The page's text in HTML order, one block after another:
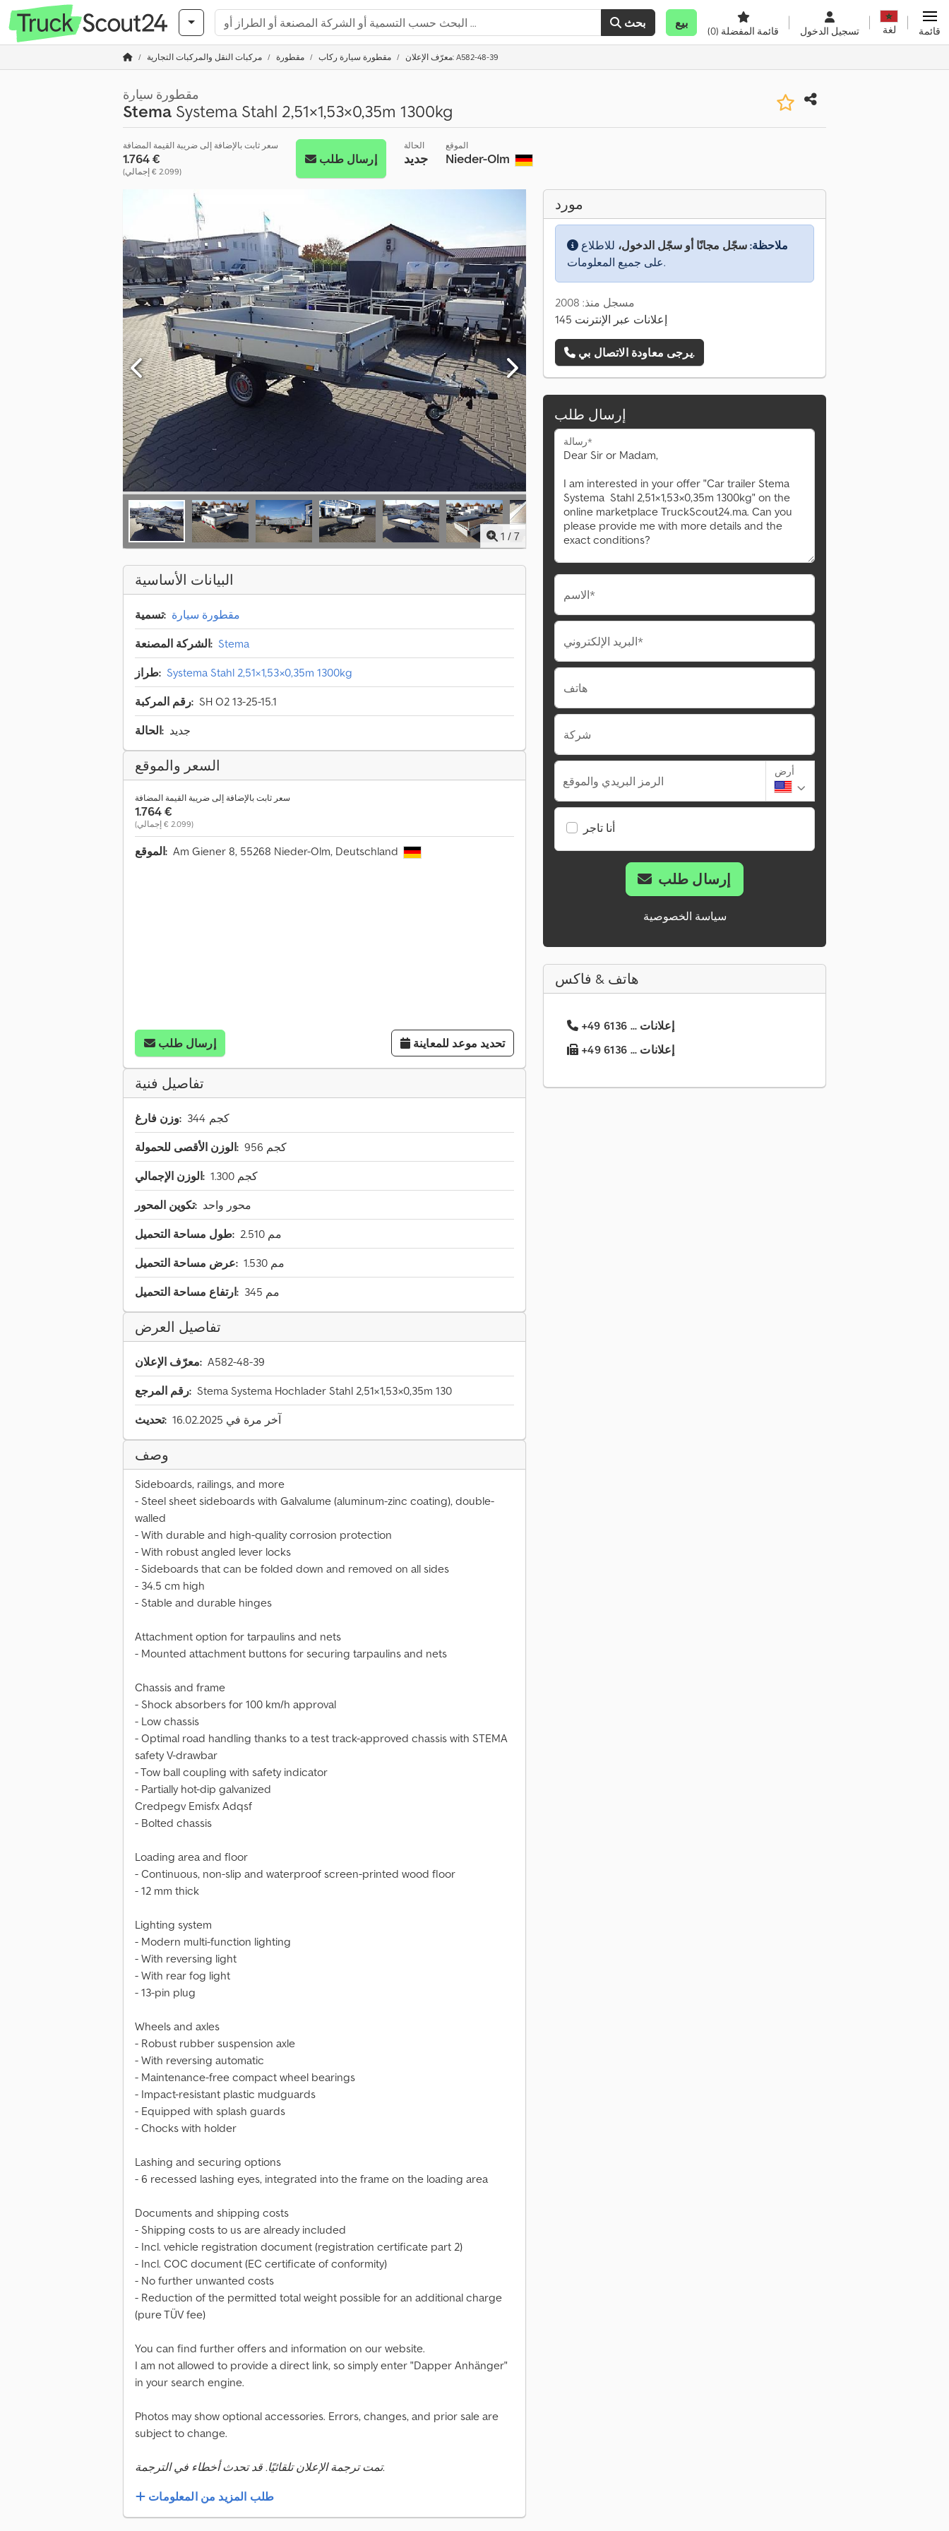
بحث بيع
قائمة المفضلة (0) تسجيل الدخول لغة قائمة
مركبات النقل والمركبات التجارية مقطورة مقطورة سيارة ركاب معرّف الإعلان: A582-48-39
مقطورة سيارة
Stema Systema Stahl 2,51×1,53×0,35m 1300kg
سعر ثابت بالإضافة إلى ضريبة القيمة المضافة
‏1.764 €
(‏2.099 € إجمالي)
إرسال طلب
الحالة
جديد
الموقع
Nieder-Olm
1 / 7
البيانات الأساسية
تسمية: مقطورة سيارة
الشركة المصنعة: Stema
طراز: Systema Stahl 2,51×1,53×0,35m 1300kg
رقم المركبة: SH O2 13-25-15.1
الحالة: جديد
السعر والموقع
سعر ثابت بالإضافة إلى ضريبة القيمة المضافة
‏1.764 €
(‏2.099 € إجمالي)
الموقع: Am Giener 8, 55268 Nieder-Olm, Deutschland
إرسال طلب تحديد موعد للمعاينة
تفاصيل فنية
وزن فارغ: 344 كجم
الوزن الأقصى للحمولة: 956 كجم
الوزن الإجمالي: 1.300 كجم
تكوين المحور: محور واحد
طول مساحة التحميل: 2.510 مم
عرض مساحة التحميل: 1.530 مم
ارتفاع مساحة التحميل: 345 مم
تفاصيل العرض
معرّف الإعلان: A582-48-39
رقم المرجع: Stema Systema Hochlader Stahl 2,51×1,53×0,35m 130
تحديث: آخر مرة في 16.02.2025
وصف
Sideboards, railings, and more
- Steel sheet sideboards with Galvalume (aluminum-zinc coating), double-
walled
- With durable and high-quality corrosion protection
- With robust angled lever locks
- Sideboards that can be folded down and removed on all sides
- 34.5 cm high
- Stable and durable hinges
Attachment option for tarpaulins and nets
- Mounted attachment buttons for securing tarpaulins and nets
Chassis and frame
- Shock absorbers for 100 km/h approval
- Low chassis
- Optimal road handling thanks to a test track-approved chassis with STEMA
safety V-drawbar
- Tow ball coupling with safety indicator
- Partially hot-dip galvanized
Credpegv Emisfx Adqsf
- Bolted chassis
Loading area and floor
- Continuous, non-slip and waterproof screen-printed wood floor
- 12 mm thick
Lighting system
- Modern multi-function lighting
- With reversing light
- With rear fog light
- 13-pin plug
Wheels and axles
- Robust rubber suspension axle
- With reversing automatic
- Maintenance-free compact wheel bearings
- Impact-resistant plastic mudguards
- Equipped with splash guards
- Chocks with holder
Lashing and securing options
- 6 recessed lashing eyes, integrated into the frame on the loading area
Documents and shipping costs
- Shipping costs to us are already included
- Incl. vehicle registration document (registration certificate part 2)
- Incl. COC document (EC certificate of conformity)
- No further unwanted costs
- Reduction of the permitted total weight possible for an additional charge
(pure TÜV fee)
You can find further offers and information on our website.
I am not allowed to provide a direct link, so simply enter "Dapper Anhänger"
in your search engine.
Photos may show optional accessories. Errors, changes, and prior sale are
subject to change.
تمت ترجمة الإعلان تلقائيًا. قد تحدث أخطاء في الترجمة.
طلب المزيد من المعلومات
مورد
ملاحظة: سجّل مجانًا أو سجّل الدخول، للاطلاع
على جميع المعلومات.
مسجل منذ: 2008
145 إعلانات عبر الإنترنت
يرجى معاودة الاتصال بي.
إرسال طلب
رسالة*
الاسم*
البريد الإلكتروني*
هاتف
شركة
الرمز البريدي والموقع
أرض
أنا تاجر
إرسال طلب
سياسة الخصوصية
هاتف & فاكس
+49 6136 ... إعلانات
+49 6136 ... إعلانات